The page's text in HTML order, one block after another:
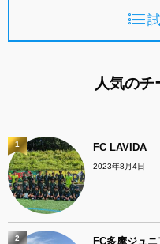
人気のチ
FC LAVIDA
2023年8月4日
1
FC多摩ジュニ
2